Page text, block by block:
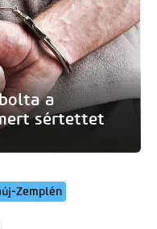
a
sértettet
Zemplén